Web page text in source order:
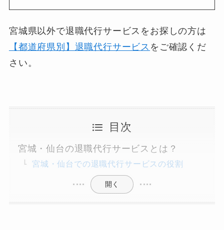
宮城県以外で退職代行サービスをお探しの方は
【都道府県別】退職代行サービス をご確認くだ
さい。
目次
宮城・仙台の退職代行サービスとは？
宮城・仙台での退職代行サービスの役割
開く